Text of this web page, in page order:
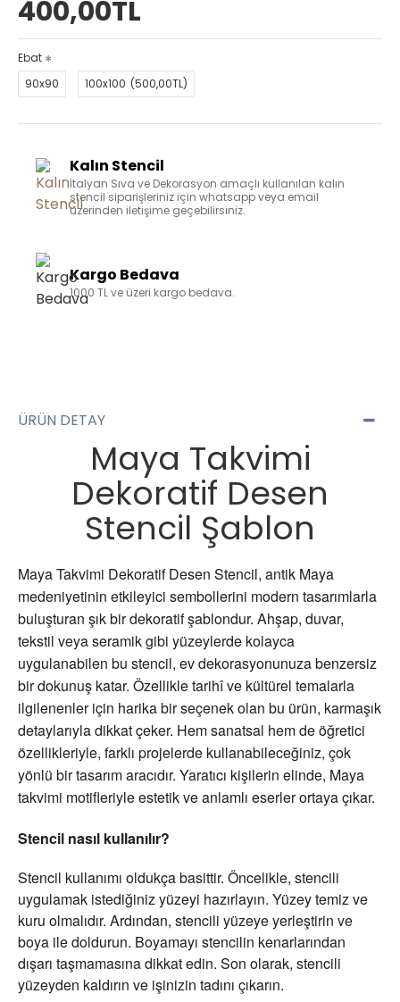
400,00TL
Ebat
90x90
100x100 (500,00TL)
Kalın Stencil
İtalyan Sıva ve Dekorasyon amaçlı kullanılan kalın
stencil siparişleriniz için whatsapp veya email
üzerinden iletişime geçebilirsiniz.
Kargo Bedava
1000 TL ve üzeri kargo bedava.
ÜRÜN DETAY
Maya Takvimi
Dekoratif Desen
Stencil Şablon
Maya Takvimi Dekoratif Desen Stencil, antik Maya
medeniyetinin etkileyici sembollerini modern tasarımlarla
buluşturan şık bir dekoratif şablondur. Ahşap, duvar,
tekstil veya seramik gibi yüzeylerde kolayca
uygulanabilen bu stencil, ev dekorasyonunuza benzersiz
bir dokunuş katar. Özellikle tarihî ve kültürel temalarla
ilgilenenler için harika bir seçenek olan bu ürün, karmaşık
detaylarıyla dikkat çeker. Hem sanatsal hem de öğretici
özellikleriyle, farklı projelerde kullanabileceğiniz, çok
yönlü bir tasarım aracıdır. Yaratıcı kişilerin elinde, Maya
takvimi motifleriyle estetik ve anlamlı eserler ortaya çıkar.
Stencil nasıl kullanılır?
Stencil kullanımı oldukça basittir. Öncelikle, stencili
uygulamak istediğiniz yüzeyi hazırlayın. Yüzey temiz ve
kuru olmalıdır. Ardından, stencili yüzeye yerleştirin ve
boya ile doldurun. Boyamayı stencilin kenarlarından
dışarı taşmamasına dikkat edin. Son olarak, stencili
yüzeyden kaldırın ve işinizin tadını çıkarın.